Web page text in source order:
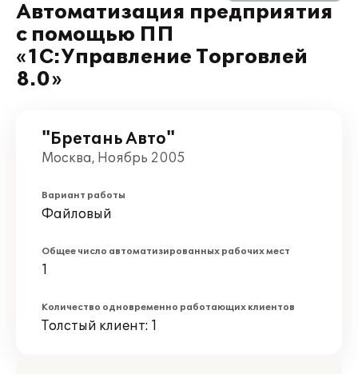
Автоматизация предприятия
с помощью ПП
«1С:Управление Торговлей
8.0»
"Бретань Авто"
Москва, Ноябрь 2005
Вариант работы
Файловый
Общее число автоматизированных рабочих мест
1
Количество одновременно работающих клиентов
Толстый клиент: 1